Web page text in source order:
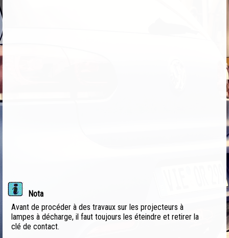
Nota
Avant de procéder à des travaux sur les projecteurs à
lampes à décharge, il faut toujours les éteindre et retirer la
clé de contact.